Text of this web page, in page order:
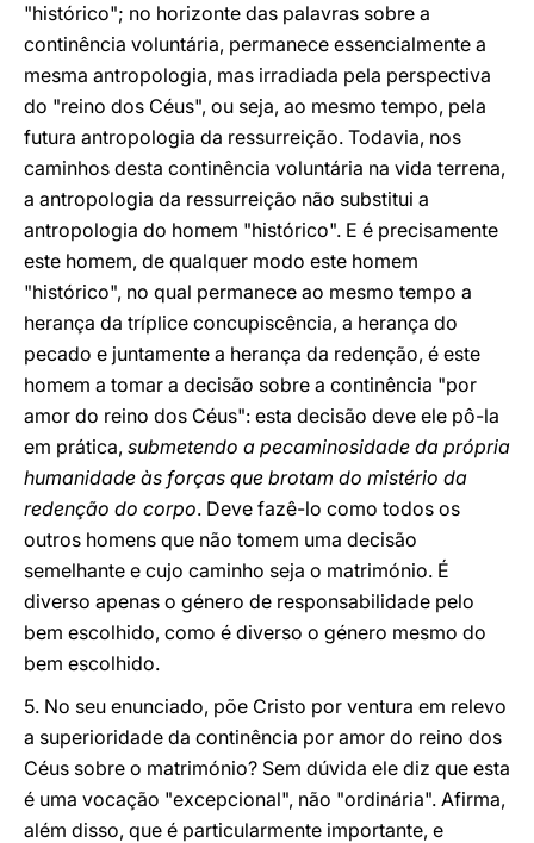
"histórico"; no horizonte das palavras sobre a
continência voluntária, permanece essencialmente a
mesma antropologia, mas irradiada pela perspectiva
do "reino dos Céus", ou seja, ao mesmo tempo, pela
futura antropologia da ressurreição. Todavia, nos
caminhos desta continência voluntária na vida terrena,
a antropologia da ressurreição não substitui a
antropologia do homem "histórico". E é precisamente
este homem, de qualquer modo este homem
"histórico", no qual permanece ao mesmo tempo a
herança da tríplice concupiscência, a herança do
pecado e juntamente a herança da redenção, é este
homem a tomar a decisão sobre a continência "por
amor do reino dos Céus": esta decisão deve ele pô-la
em prática, submetendo a pecaminosidade da própria
humanidade às forças que brotam do mistério da
redenção do corpo. Deve fazê-lo como todos os
outros homens que não tomem uma decisão
semelhante e cujo caminho seja o matrimónio. É
diverso apenas o género de responsabilidade pelo
bem escolhido, como é diverso o género mesmo do
bem escolhido.
5. No seu enunciado, põe Cristo por ventura em relevo
a superioridade da continência por amor do reino dos
Céus sobre o matrimónio? Sem dúvida ele diz que esta
é uma vocação "excepcional", não "ordinária". Afirma,
além disso, que é particularmente importante, e